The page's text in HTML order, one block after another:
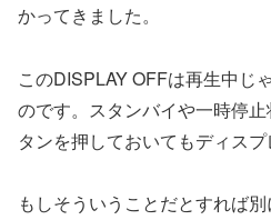
かってきました。
このDISPLAY OFFは再生中じ
のです。スタンバイや一時停
タンを押しておいてもディスプ
もしそういうことだとすれば